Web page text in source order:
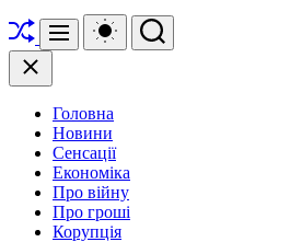
Перетасувати
Меню
Перемикач
кольорового
Пошук
Закрити
Головна
Новини
Сенсації
Економіка
Про війну
Про гроші
Корупція